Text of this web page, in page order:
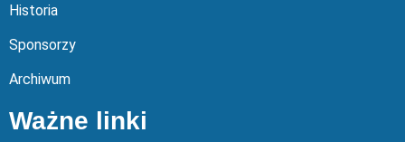
Historia
Sponsorzy
Archiwum
Ważne linki